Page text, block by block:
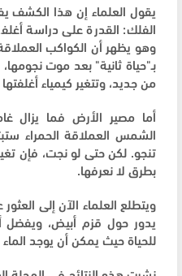
يقول العلماء إن هذا الكشف
الفلك: القدرة على دراسة
وهو يظهر أن الكواكب
بـ"حياة ثانية" بعد موت
من جديد، وتتغير كيمياء
أما مصير الأرض فما يزال
الشمس العملاقة الحمراء
تنجو. لكن حتى لو نجت، فإن
بطرق لا نعرفها.
ويتطلع العلماء الآن إلى
يدور حول قزم أبيض، ويفضل
للحياة حيث يمكن أن يوجد الماء